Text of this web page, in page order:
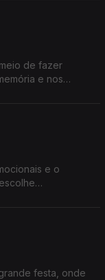
de fazer
e nos
e o
festa, onde